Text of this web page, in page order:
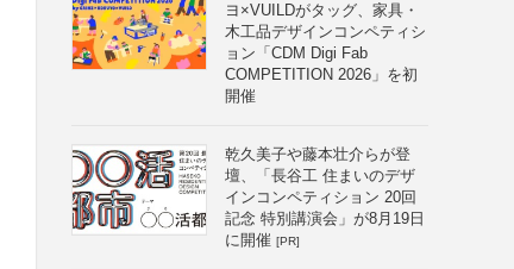
ヨ×VUILDがタッグ、家具・
木工品デザインコンペティシ
ョン「CDM Digi Fab
COMPETITION 2026」を初
開催
乾久美子や藤本壮介らが登
壇、「長谷工 住まいのデザ
インコンペティション 20回
記念 特別講演会」が8月19日
に開催 [PR]